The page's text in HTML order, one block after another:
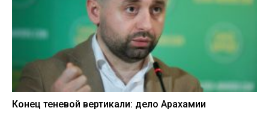
Конец теневой вертикали: дело Арахамии